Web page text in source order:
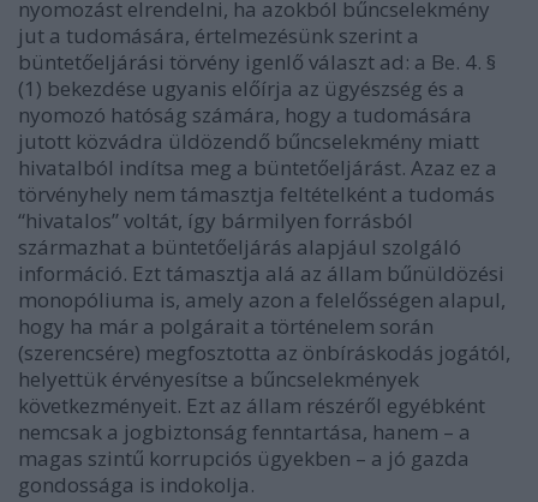
nyomozást elrendelni, ha azokból bűncselekmény
jut a tudomására, értelmezésünk szerint a
büntetőeljárási törvény igenlő választ ad: a Be. 4. §
(1) bekezdése ugyanis előírja az ügyészség és a
nyomozó hatóság számára, hogy a tudomására
jutott közvádra üldözendő bűncselekmény miatt
hivatalból indítsa meg a büntetőeljárást. Azaz ez a
törvényhely nem támasztja feltételként a tudomás
“hivatalos” voltát, így bármilyen forrásból
származhat a büntetőeljárás alapjául szolgáló
információ. Ezt támasztja alá az állam bűnüldözési
monopóliuma is, amely azon a felelősségen alapul,
hogy ha már a polgárait a történelem során
(szerencsére) megfosztotta az önbíráskodás jogától,
helyettük érvényesítse a bűncselekmények
következményeit. Ezt az állam részéről egyébként
nemcsak a jogbiztonság fenntartása, hanem – a
magas szintű korrupciós ügyekben – a jó gazda
gondossága is indokolja.